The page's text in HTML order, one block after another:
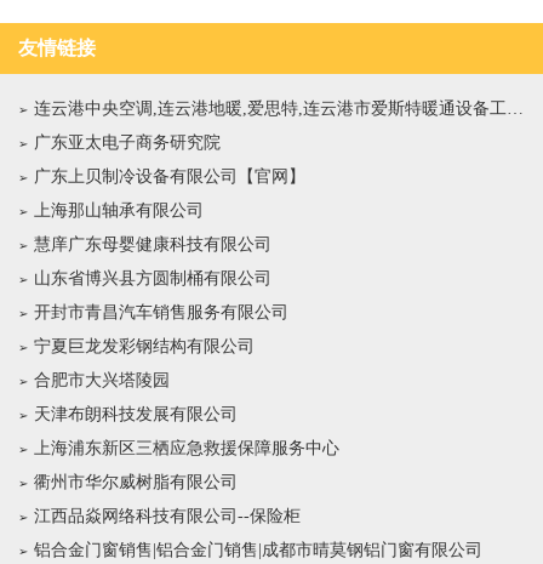
友情链接
连云港中央空调,连云港地暖,爱思特,连云港市爱斯特暖通设备工程有限公司
广东亚太电子商务研究院
广东上贝制冷设备有限公司【官网】
上海那山轴承有限公司
慧庠广东母婴健康科技有限公司
山东省博兴县方圆制桶有限公司
开封市青昌汽车销售服务有限公司
宁夏巨龙发彩钢结构有限公司
合肥市大兴塔陵园
天津布朗科技发展有限公司
上海浦东新区三栖应急救援保障服务中心
衢州市华尔威树脂有限公司
江西品焱网络科技有限公司--保险柜
铝合金门窗销售|铝合金门销售|成都市晴莫钢铝门窗有限公司